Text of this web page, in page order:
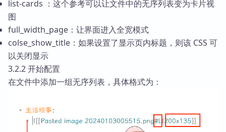
list-cards ：这个参考可以让文件中的无序列表变为卡片视
图
full_width_page：让界面进入全宽模式
colse_show_title：如果设置了显示页内标题，则该 CSS 可
以关闭显示
3.2.2 开始配置
在文件中添加一组无序列表，具体格式为：